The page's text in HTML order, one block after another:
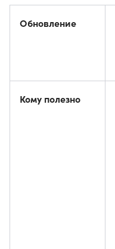
Обновление
Кому полезно